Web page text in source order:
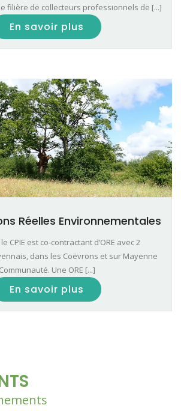
filière de collecteurs professionnels de [...]
En savoir plus
Réelles Environnementales
CPIE est co-contractant d’ORE avec 2
dans les Coëvrons et sur Mayenne
Communauté. Une ORE [...]
En savoir plus